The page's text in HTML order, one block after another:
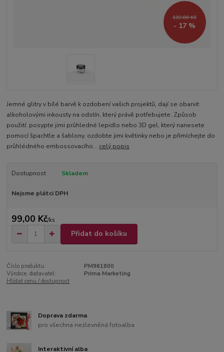
119,00 Kč
- 17 %
Jemné glitry v bílé barvě k ozdobení vašich projektů, dají se obarvit
alkoholovými inkousty na odstín, který právě potřebujete. Způsob
použití: posypte jimi průhledné lepidlo nebo 3D gel, který nanesete
pomocí špachtle a šablony, ozdobte jimi květinky nebo je přimíchejte do
průhlédného embossovacího... celý popis
Dostupnost Skladem
Nejsme plátci DPH
99,00 Kč/ks
Přidat do košíku
Číslo produktu:
PM961800
Výrobce, dodavatel:
Prima Marketing
Hlídat cenu / dostupnost
Doprava zdarma
pro všechna nezlevněná fotoalba
Interaktivní alba